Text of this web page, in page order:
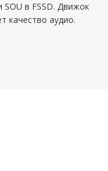
SOU в FSSD. Движок
качество аудио.